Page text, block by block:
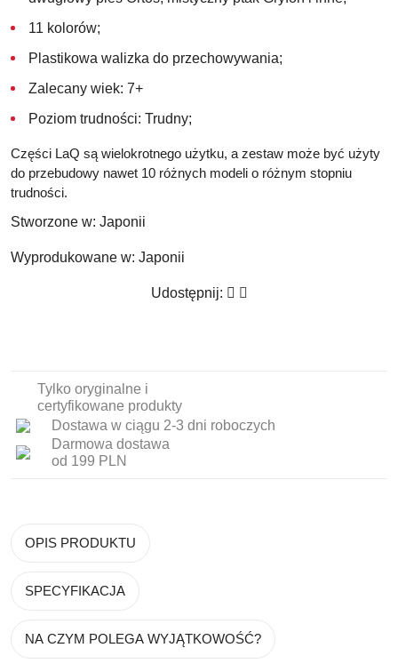
11 kolorów;
Plastikowa walizka do przechowywania;
Zalecany wiek: 7+
Poziom trudności: Trudny;
Części LaQ są wielokrotnego użytku, a zestaw może być użyty
do przebudowy nawet 10 różnych modeli o różnym stopniu
trudności.
Stworzone w: Japonii
Wyprodukowane w: Japonii
Udostępnij:
Tylko oryginalne i
certyfikowane produkty
Dostawa w ciągu 2-3 dni roboczych
Darmowa dostawa
od 199 PLN
OPIS PRODUKTU
SPECYFIKACJA
NA CZYM POLEGA WYJĄTKOWOŚĆ?